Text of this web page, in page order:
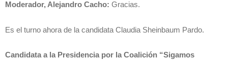
Moderador, Alejandro Cacho: Gracias.
Es el turno ahora de la candidata Claudia Sheinbaum Pardo.
Candidata a la Presidencia por la Coalición “Sigamos